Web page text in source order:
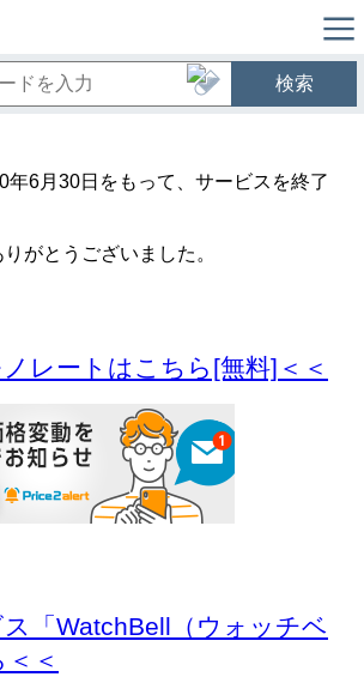
検索
年6月30日をもって、サービスを終了
がとうございました。
レートはこちら[無料]＜＜
ス「WatchBell（ウォッチベ
＜